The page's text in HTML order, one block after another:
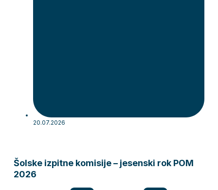
20.07.2026
Šolske izpitne komisije – jesenski rok POM
2026